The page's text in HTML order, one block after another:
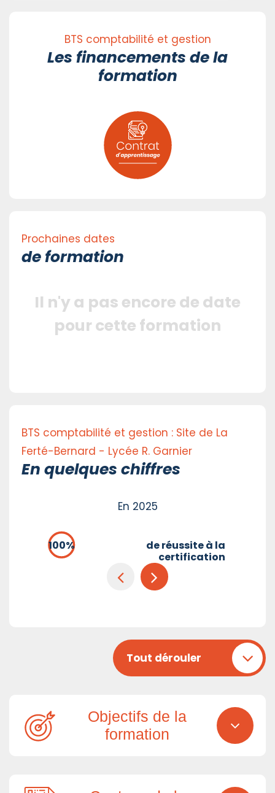
BTS comptabilité et gestion
Les financements de la
formation
Prochaines dates
de formation
Il n'y a pas encore de date
pour cette formation
BTS comptabilité et gestion : Site de La
Ferté-Bernard - Lycée R. Garnier
En quelques chiffres
En 2025
de réussite à la
certification
Tout dérouler
Objectifs de la
formation